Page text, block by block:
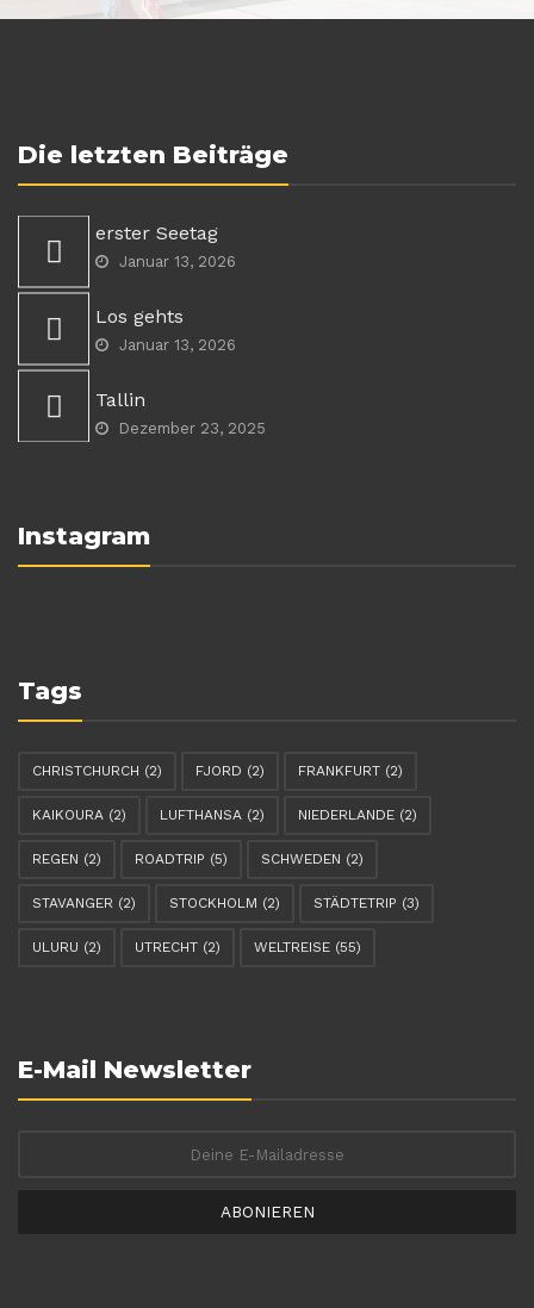
Die letzten Beiträge
erster Seetag
Januar 13, 2026
Los gehts
Januar 13, 2026
Tallin
Dezember 23, 2025
Instagram
Tags
CHRISTCHURCH (2) FJORD (2) FRANKFURT (2)
KAIKOURA (2) LUFTHANSA (2) NIEDERLANDE (2)
REGEN (2) ROADTRIP (5) SCHWEDEN (2)
STAVANGER (2) STOCKHOLM (2) STÄDTETRIP (3)
ULURU (2) UTRECHT (2) WELTREISE (55)
E-Mail Newsletter
ABONIEREN